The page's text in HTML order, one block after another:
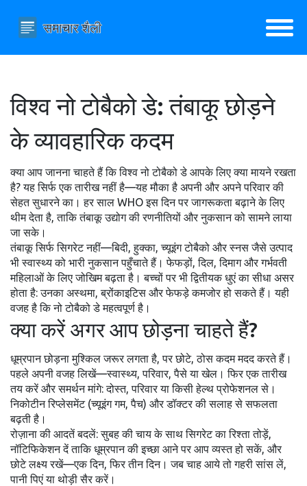
विश्व नो टोबैको डे: तंबाकू छोड़ने
के व्यावहारिक कदम
क्या आप जानना चाहते हैं कि विश्व नो टोबैको डे आपके लिए क्या मायने रखता
है? यह सिर्फ एक तारीख नहीं है—यह मौका है अपनी और अपने परिवार की
सेहत सुधारने का। हर साल WHO इस दिन पर जागरूकता बढ़ाने के लिए
थीम देता है, ताकि तंबाकू उद्योग की रणनीतियों और नुकसान को सामने लाया
जा सके।
तंबाकू सिर्फ सिगरेट नहीं—बिदी, हुक्का, च्यूइंग टोबैको और स्नस जैसे उत्पाद
भी स्वास्थ्य को भारी नुकसान पहुँचाते हैं। फेफड़ों, दिल, दिमाग और गर्भवती
महिलाओं के लिए जोखिम बढ़ता है। बच्चों पर भी द्वितीयक धुएं का सीधा असर
होता है: उनका अस्थमा, ब्रोंकाइटिस और फेफड़े कमजोर हो सकते हैं। यही
वजह है कि नो टोबैको डे महत्वपूर्ण है।
क्या करें अगर आप छोड़ना चाहते हैं?
धूम्रपान छोड़ना मुश्किल जरूर लगता है, पर छोटे, ठोस कदम मदद करते हैं।
पहले अपनी वजह लिखें—स्वास्थ्य, परिवार, पैसे या खेल। फिर एक तारीख
तय करें और समर्थन मांगे: दोस्त, परिवार या किसी हेल्थ प्रोफेशनल से।
निकोटीन रिप्लेसमेंट (च्यूइंग गम, पैच) और डॉक्टर की सलाह से सफलता
बढ़ती है।
रोज़ाना की आदतें बदलें: सुबह की चाय के साथ सिगरेट का रिश्ता तोड़ें,
नॉटिफिकेशन दें ताकि धूम्रपान की इच्छा आने पर आप व्यस्त हो सकें, और
छोटे लक्ष्य रखें—एक दिन, फिर तीन दिन। जब चाह आये तो गहरी सांस लें,
पानी पिएं या थोड़ी सैर करें।